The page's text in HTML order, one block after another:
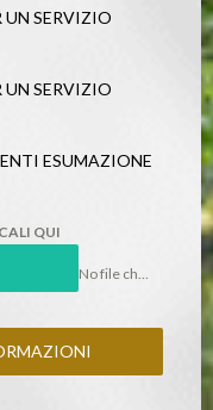
UN SERVIZIO
UN SERVIZIO
ESUMAZIONE
QUI
No file chosen